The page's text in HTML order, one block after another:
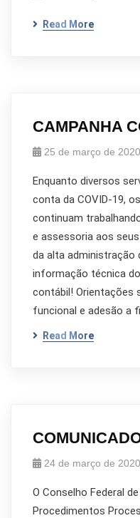
Read More
CAMPANHA
25 de março de 2020
Enquanto diversos
conta da COVID-19,
continuam
e assessoria aos
da alta administração
informação técnica
contábil! Orientações
funcional e adesão a
Read More
24 de março de 2020
O Conselho Federal
Procedimentos